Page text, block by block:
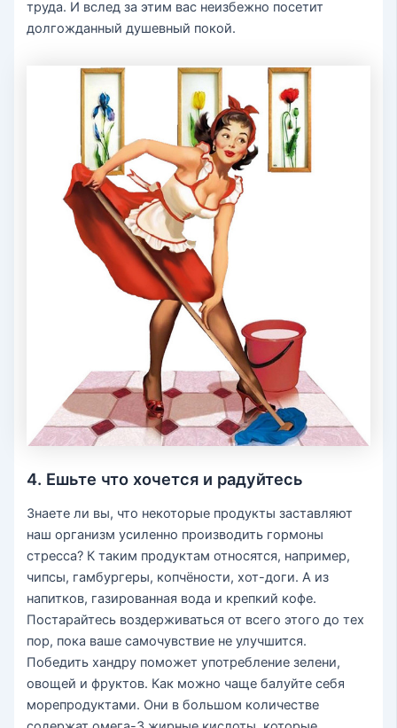
труда. И вслед за этим вас неизбежно посетит
долгожданный душевный покой.
4. Ешьте что хочется и радуйтесь
Знаете ли вы, что некоторые продукты заставляют
наш организм усиленно производить гормоны
стресса? К таким продуктам относятся, например,
чипсы, гамбургеры, копчёности, хот-доги. А из
напитков, газированная вода и крепкий кофе.
Постарайтесь воздерживаться от всего этого до тех
пор, пока ваше самочувствие не улучшится.
Победить хандру поможет употребление зелени,
овощей и фруктов. Как можно чаще балуйте себя
морепродуктами. Они в большом количестве